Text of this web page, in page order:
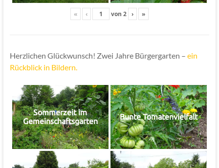
« ‹ von 2 › »
Herzlichen Glückwunsch! Zwei Jahre Bürgergarten – ein
Rückblick in Bildern.
Sommerzeit im
Gemeinschaftsgarten
Bunte Tomatenvielfalt